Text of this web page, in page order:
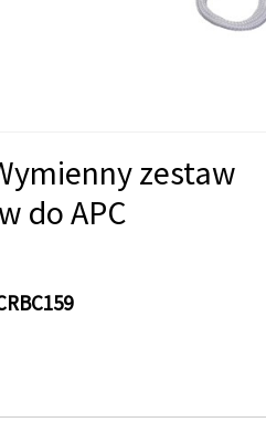
zestaw
do APC